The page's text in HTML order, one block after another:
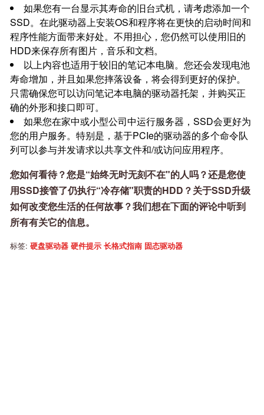
如果您有一台显示其寿命的旧台式机，请考虑添加一个
SSD。在此驱动器上安装OS和程序将在更快的启动时间和
程序性能方面带来好处。不用担心，您仍然可以使用旧的
HDD来保存所有图片，音乐和文档。
以上内容也适用于较旧的笔记本电脑。您还会发现电池
寿命增加，并且如果您摔落设备，将会得到更好的保护。
只需确保您可以访问笔记本电脑的驱动器托架，并购买正
确的外形和接口即可。
如果您在家中或小型公司中运行服务器，SSD会更好为
您的用户服务。特别是，基于PCIe的驱动器的多个命令队
列可以参与并发请求以共享文件和/或访问应用程序。
您如何看待？您是“始终无时无刻不在"的人吗？还是您使
用SSD接管了仍执行“冷存储"职责的HDD？关于SSD升级
如何改变您生活的任何故事？我们想在下面的评论中听到
所有有关它的信息。
标签: 硬盘驱动器 硬件提示 长格式指南 固态驱动器